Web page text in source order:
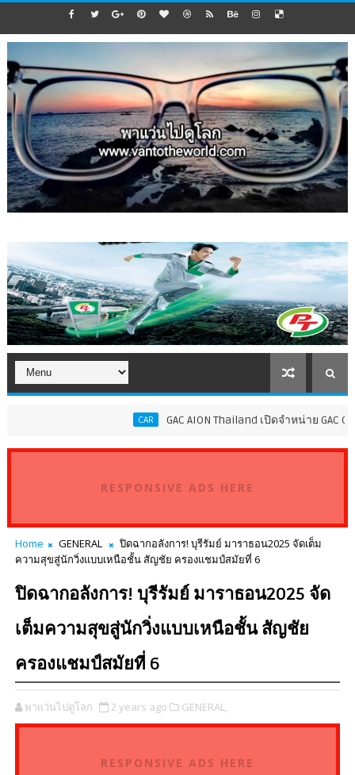
GAC AION Thailand เปิดจำหน่าย GAC GN8 PHEV ร
RESPONSIVE ADS HERE
Home GENERAL
ปิดฉากอลังการ! บุรีรัมย์ มาราธอน2025 จัดเต็ม
ความสุขสู่นักวิ่งแบบเหนือชั้น สัญชัย ครองแชมป์สมัยที่ 6
ปิดฉากอลังการ! บุรีรัมย์ มาราธอน2025 จัด
เต็มความสุขสู่นักวิ่งแบบเหนือชั้น สัญชัย
ครองแชมป์สมัยที่ 6
พาแว่นไปดูโลก 2 years ago GENERAL,
RESPONSIVE ADS HERE